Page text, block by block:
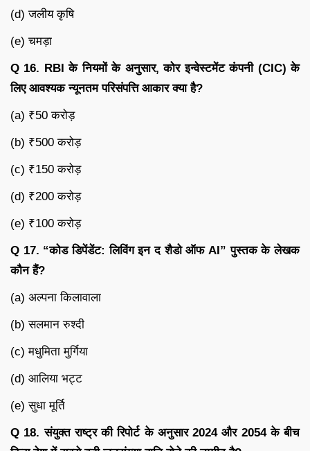
(d) जलीय कृषि
(e) चमड़ा
Q 16. RBI के नियमों के अनुसार, कोर इन्वेस्टमेंट कंपनी (CIC) के
लिए आवश्यक न्यूनतम परिसंपत्ति आकार क्या है?
(a) ₹50 करोड़
(b) ₹500 करोड़
(c) ₹150 करोड़
(d) ₹200 करोड़
(e) ₹100 करोड़
Q 17. “कोड डिपेंडेंट: लिविंग इन द शैडो ऑफ AI” पुस्तक के लेखक
कौन हैं?
(a) अल्पना किलावाला
(b) सलमान रुश्दी
(c) मधुमिता मुर्गिया
(d) आलिया भट्ट
(e) सुधा मूर्ति
Q 18. संयुक्त राष्ट्र की रिपोर्ट के अनुसार 2024 और 2054 के बीच